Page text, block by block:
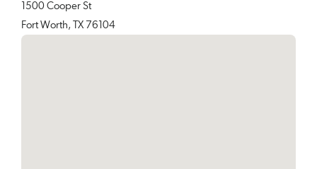
1500 Cooper St
Fort Worth, TX 76104